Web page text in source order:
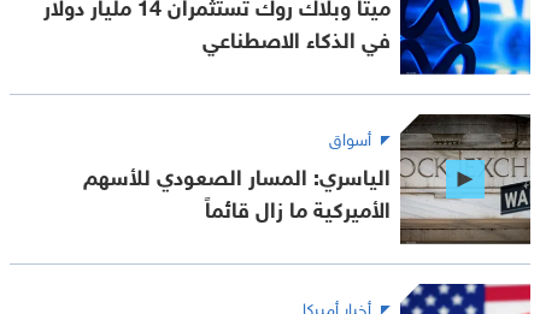
في الذكاء الاصطناعي
أسواق
الياسري: المسار الصعودي للأسهم
الأميركية ما زال قائماً
أخبار أميركا